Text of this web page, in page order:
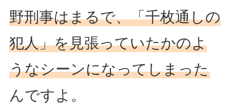
野刑事はまるで、「千枚通しの
犯人」を見張っていたかのよ
うなシーンになってしまった
んですよ。